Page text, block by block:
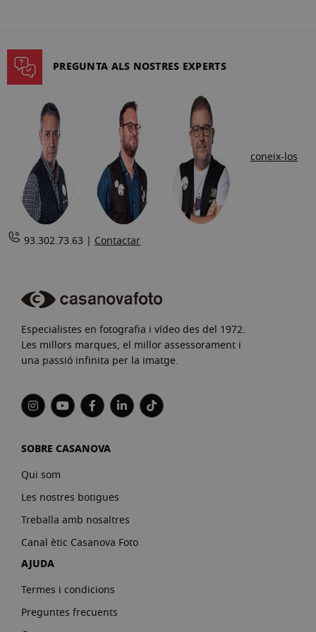
PREGUNTA ALS NOSTRES EXPERTS
coneix-los
93.302.73.63 | Contactar
Especialistes en fotografia i vídeo des del 1972.
Les millors marques, el millor assessorament i
una passió infinita per la imatge.
SOBRE CASANOVA
Qui som
Les nostres botigues
Treballa amb nosaltres
Canal ètic Casanova Foto
AJUDA
Termes i condicions
Preguntes frecuents